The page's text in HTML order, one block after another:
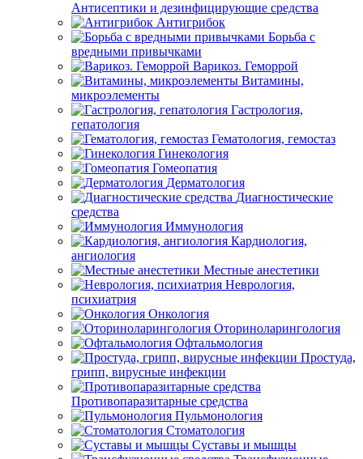
Антисептики и дезинфицирующие средства
Антигрибок
Борьба с
вредными привычками
Варикоз. Геморрой
Витамины,
микроэлементы
Гастрология,
гепатология
Гематология, гемостаз
Гинекология
Гомеопатия
Дерматология
Диагностические
средства
Иммунология
Кардиология,
ангиология
Местные анестетики
Неврология,
психиатрия
Онкология
Оториноларингология
Офтальмология
Простуда,
грипп, вирусные инфекции
Противопаразитарные средства
Пульмонология
Стоматология
Суставы и мышцы